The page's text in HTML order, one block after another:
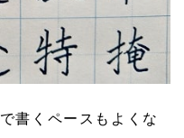
書くペースもよくな